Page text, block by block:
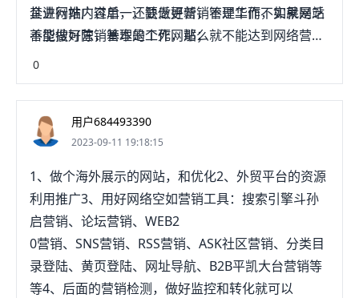
企业网站内容单一，缺乏更新，不是华而不实就是乏
善型搜可陈，基本是个死网站；
其进行推广过后，还要做好营销管理工作，如果网站
不能做好营销管理的工作，那么就不能达到网络营销
的最佳效果，千里之堤毁于蚁穴，细节往往决定成
败，最后一步也是关键的一步！
0
用户684493390
2023-09-11 19:18:15
1、做个海外展示的网站，和优化2、外贸平台的资源
利用推广3、用好网络空如营销工具：搜索引擎斗孙
启营销、论坛营销、WEB2
0营销、SNS营销、RSS营销、ASK社区营销、分类目
录登陆、黄页登陆、网址导航、B2B平凯大台营销等
等4、后面的营销检测，做好监控和转化就可以